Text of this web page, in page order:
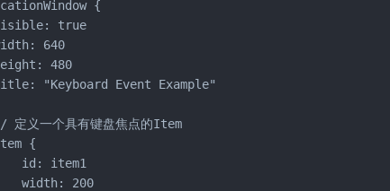
{
true
640
480
"Keyboard Event Example"
定义一个具有键盘焦点的Item
{
id: item1
width: 200